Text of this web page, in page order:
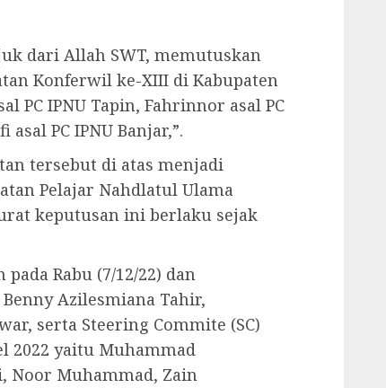
dari Allah SWT, memutuskan
Konferwil ke-XIII di Kabupaten
PC IPNU Tapin, Fahrinnor asal PC
PC IPNU Banjar,”.
tersebut di atas menjadi
Pelajar Nahdlatul Ulama
keputusan ini berlaku sejak
Rabu (7/12/22) dan
Azilesmiana Tahir,
serta Steering Commite (SC)
2022 yaitu Muhammad
Noor Muhammad, Zain